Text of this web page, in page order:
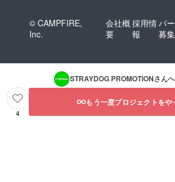
© CAMPFIRE,
Inc.
会社概
要
採用情
報
パ
募集
STRAYDOG PROMOTIONさん
4
もう一度プロジェクトをや